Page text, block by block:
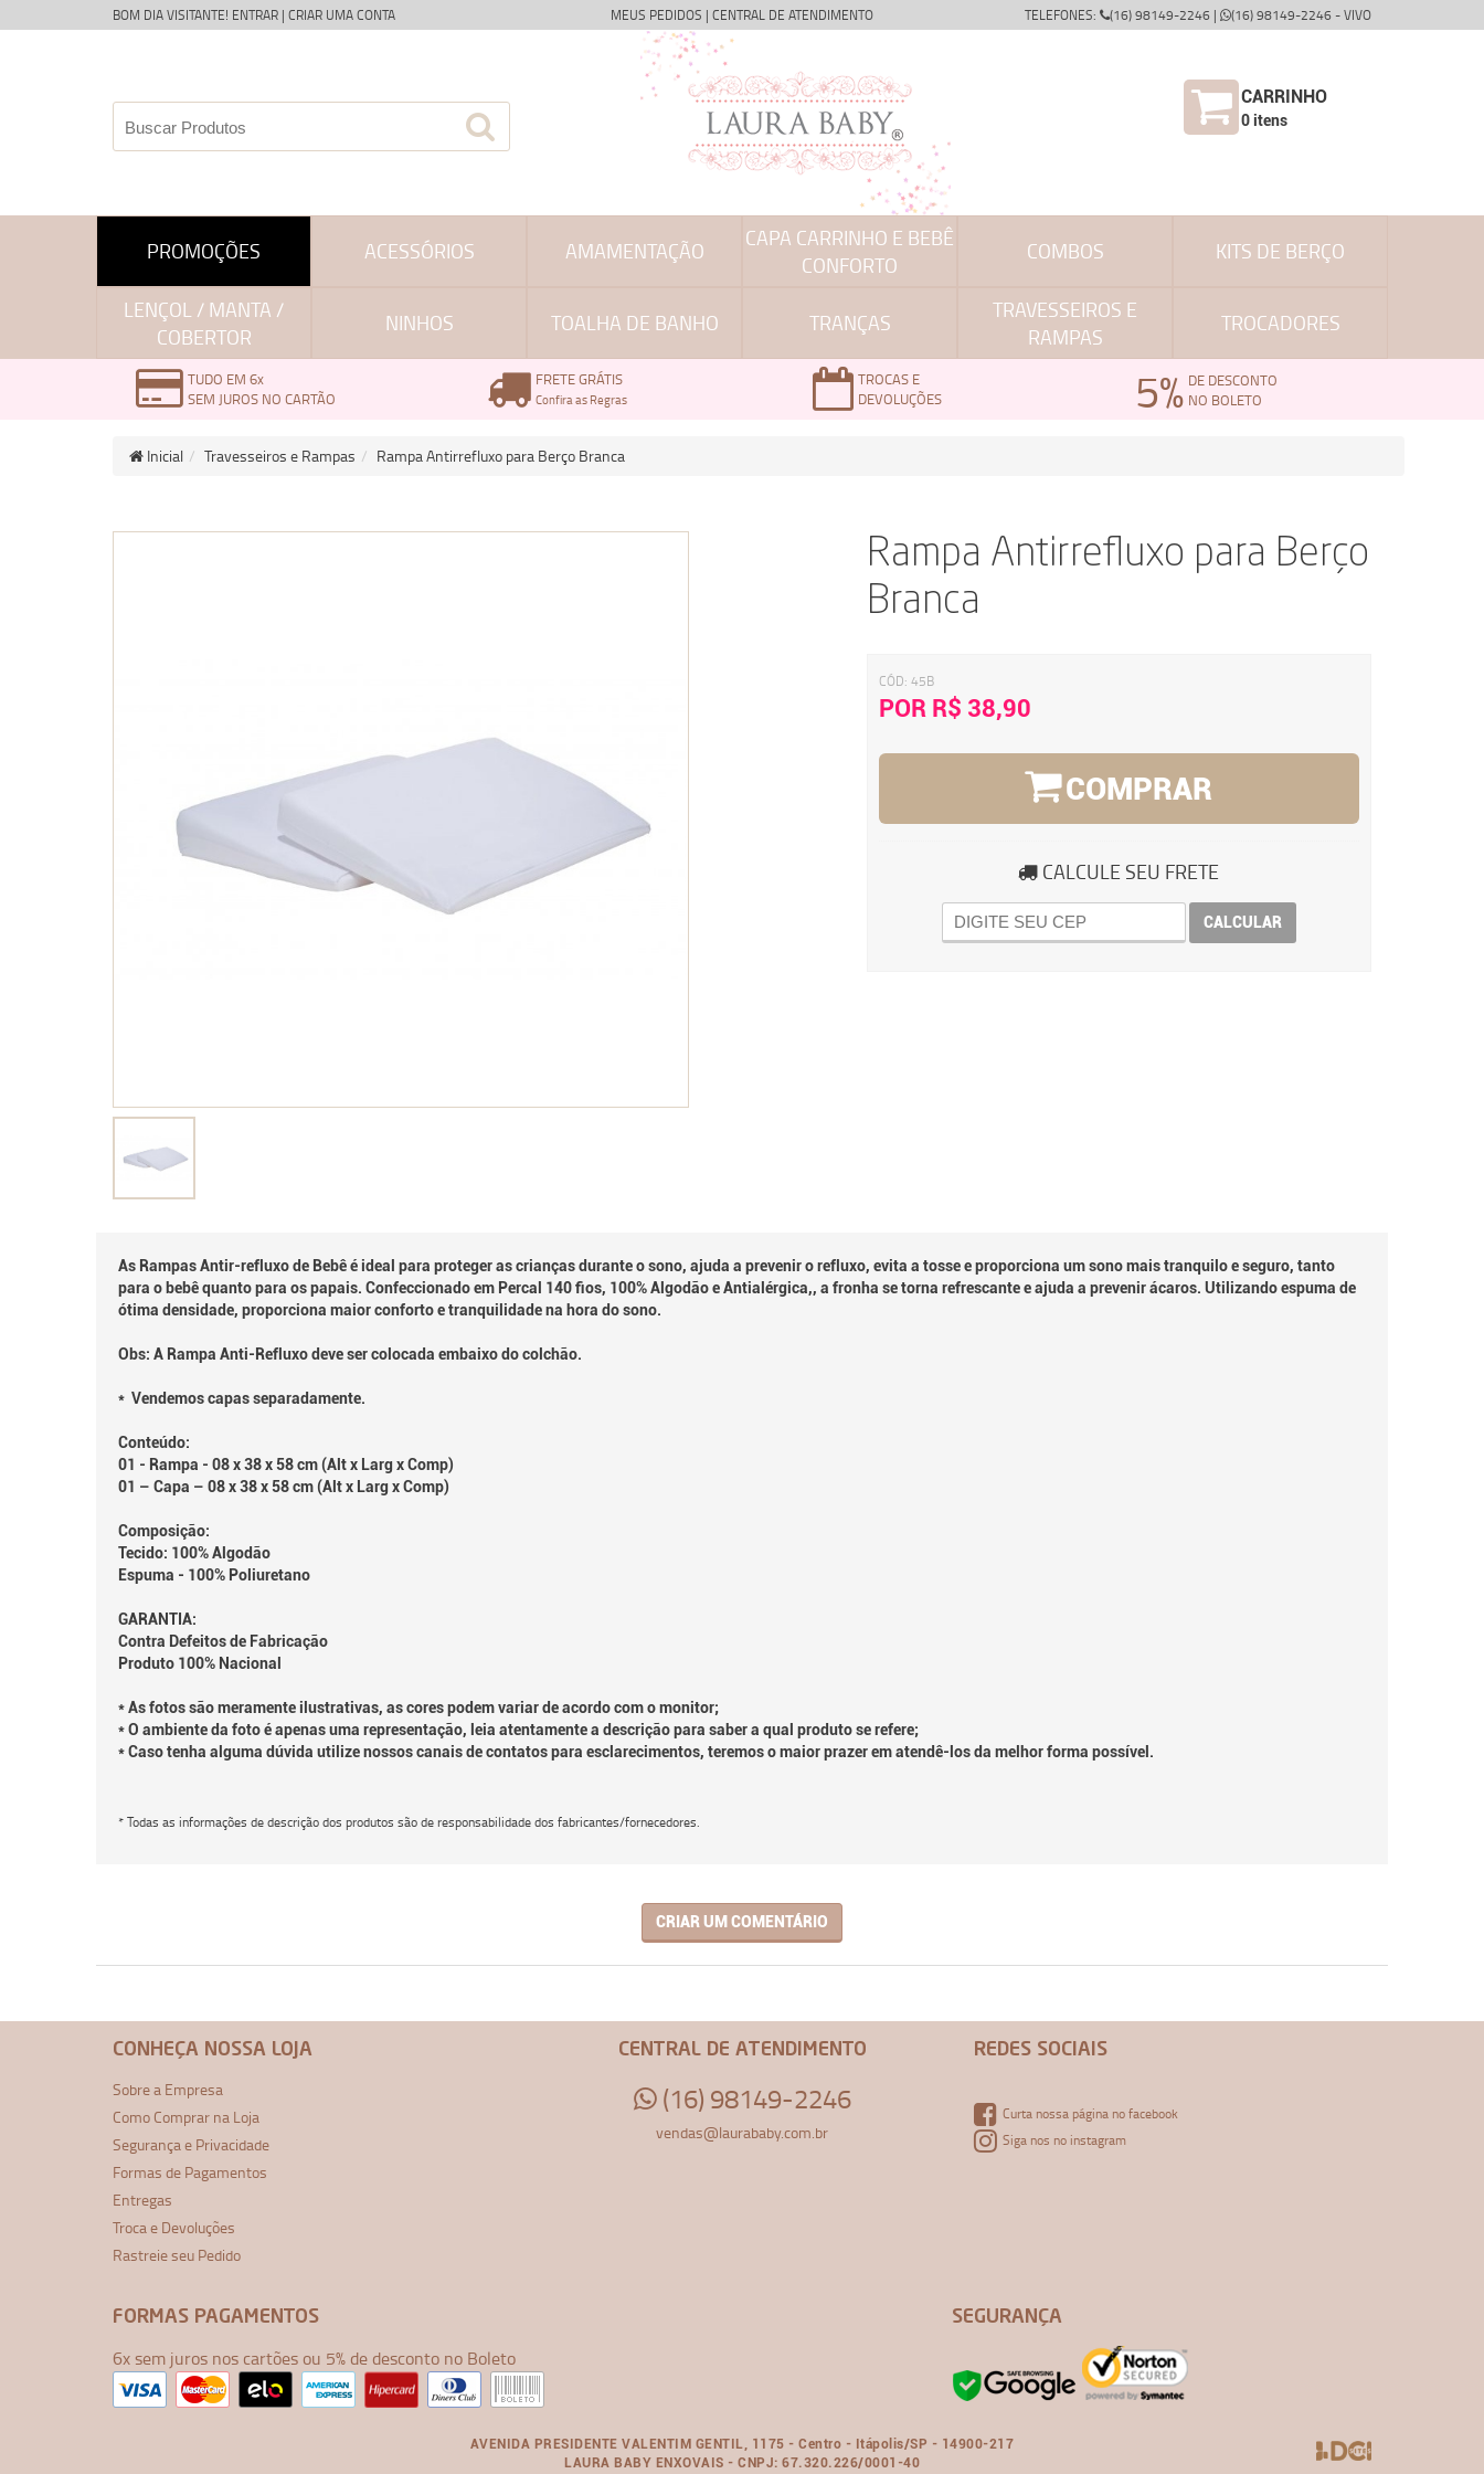
BOM DIA VISITANTE! ENTRAR | CRIAR UMA CONTA MEUS PEDIDOS | CENTRAL DE ATENDIMENTO TELEFONES: (16) 98149-2246 | (16) 98149-2246 - VIVO
CARRINHO
0itens
PROMOÇÕES ACESSÓRIOS AMAMENTAÇÃO
CAPA CARRINHO E BEBÊ
CONFORTO
COMBOS KITS DE BERÇO
LENÇOL / MANTA /
COBERTOR
NINHOS TOALHA DE BANHO TRANÇAS
TRAVESSEIROS E
RAMPAS
TROCADORES
TUDO EM 6x
SEM JUROS NO CARTÃO
FRETE GRÁTIS
Confira as Regras
TROCAS E
DEVOLUÇÕES
5% DE DESCONTO
NO BOLETO
Inicial Travesseiros e Rampas Rampa Antirrefluxo para Berço Branca
Rampa Antirrefluxo para Berço
Branca
CÓD: 45B
POR R$ 38,90
COMPRAR
CALCULE SEU FRETE
CALCULAR
As Rampas Antir-refluxo de Bebê é ideal para proteger as crianças durante o sono, ajuda a prevenir o refluxo, evita a tosse e proporciona um sono mais tranquilo e seguro, tanto
para o bebê quanto para os papais. Confeccionado em Percal 140 fios, 100% Algodão e Antialérgica,, a fronha se torna refrescante e ajuda a prevenir ácaros. Utilizando espuma de
ótima densidade, proporciona maior conforto e tranquilidade na hora do sono.
Obs: A Rampa Anti-Refluxo deve ser colocada embaixo do colchão.
* Vendemos capas separadamente.
Conteúdo:
01 - Rampa - 08 x 38 x 58 cm (Alt x Larg x Comp)
01 – Capa – 08 x 38 x 58 cm (Alt x Larg x Comp)
Composição:
Tecido: 100% Algodão
Espuma - 100% Poliuretano
GARANTIA:
Contra Defeitos de Fabricação
Produto 100% Nacional
* As fotos são meramente ilustrativas, as cores podem variar de acordo com o monitor;
* O ambiente da foto é apenas uma representação, leia atentamente a descrição para saber a qual produto se refere;
* Caso tenha alguma dúvida utilize nossos canais de contatos para esclarecimentos, teremos o maior prazer em atendê-los da melhor forma possível.
* Todas as informações de descrição dos produtos são de responsabilidade dos fabricantes/fornecedores.
CRIAR UM COMENTÁRIO
CONHEÇA NOSSA LOJA
Sobre a Empresa
Como Comprar na Loja
Segurança e Privacidade
Formas de Pagamentos
Entregas
Troca e Devoluções
Rastreie seu Pedido
CENTRAL DE ATENDIMENTO
(16) 98149-2246
vendas@laurababy.com.br
REDES SOCIAIS
Curta nossa página no facebook
Siga nos no instagram
FORMAS PAGAMENTOS
6x sem juros nos cartões ou 5% de desconto no Boleto
SEGURANÇA
AVENIDA PRESIDENTE VALENTIM GENTIL, 1175 - Centro - Itápolis/SP - 14900-217
LAURA BABY ENXOVAIS - CNPJ: 67.320.226/0001-40